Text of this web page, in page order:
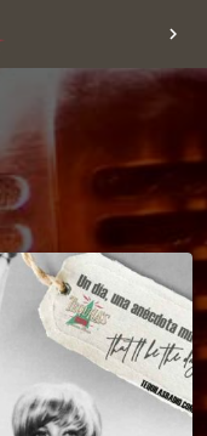
chevron_right